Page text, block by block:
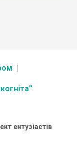
ентузіастів